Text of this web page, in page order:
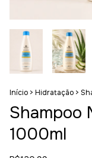
Início > Hidratação >
Shampoo
1000ml